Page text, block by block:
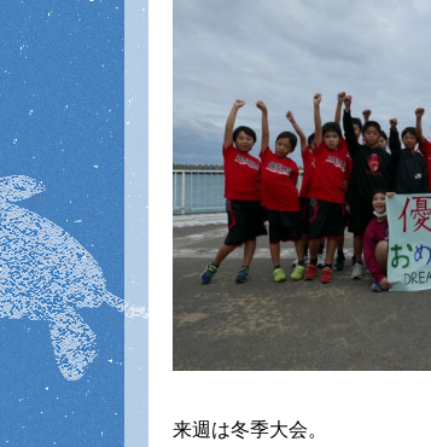
来週は冬季大会。